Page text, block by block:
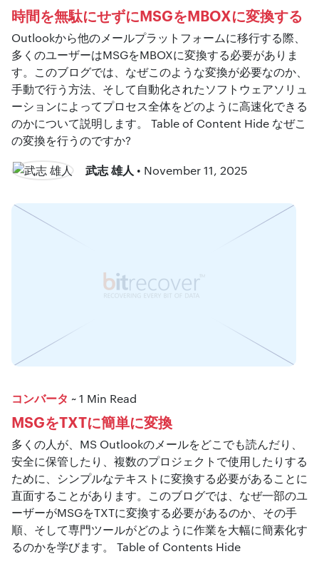
時間を無駄にせずにMSGをMBOXに変換する
Outlookから他のメールプラットフォームに移行する際、
多くのユーザーはMSGをMBOXに変換する必要がありま
す。このブログでは、なぜこのような変換が必要なのか、
手動で行う方法、そして自動化されたソフトウェアソリュ
ーションによってプロセス全体をどのように高速化できる
のかについて説明します。 Table of Content Hide なぜこ
の変換を行うのですか?
武志 雄人 • November 11, 2025
コンバータ ~ 1 Min Read
MSGをTXTに簡単に変換
多くの人が、MS Outlookのメールをどこでも読んだり、
安全に保管したり、複数のプロジェクトで使用したりする
ために、シンプルなテキストに変換する必要があることに
直面することがあります。このブログでは、なぜ一部のユ
ーザーがMSGをTXTに変換する必要があるのか​​、その手
順、そして専門ツールがどのように作業を大幅に簡素化す
るのかを学びます。 Table of Contents Hide